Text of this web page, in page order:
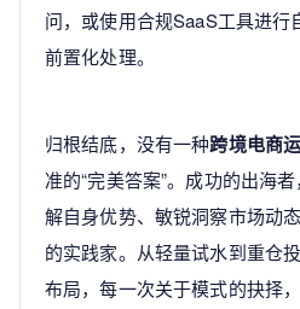
问，或使用合规SaaS工具进
前置化处理。
归根结底，没有一种跨境电商
准的“完美答案”。成功的出海
解自身优势、敏锐洞察市场动
的实践家。从轻量试水到重仓
布局，每一次关于模式的抉择